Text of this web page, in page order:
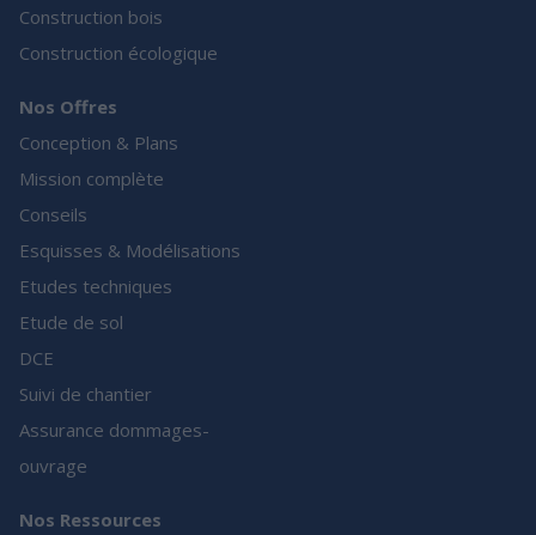
Construction bois
Construction écologique
Nos Offres
Conception & Plans
Mission complète
Conseils
Esquisses & Modélisations
Etudes techniques
Etude de sol
DCE
Suivi de chantier
Assurance dommages-
ouvrage
Nos Ressources